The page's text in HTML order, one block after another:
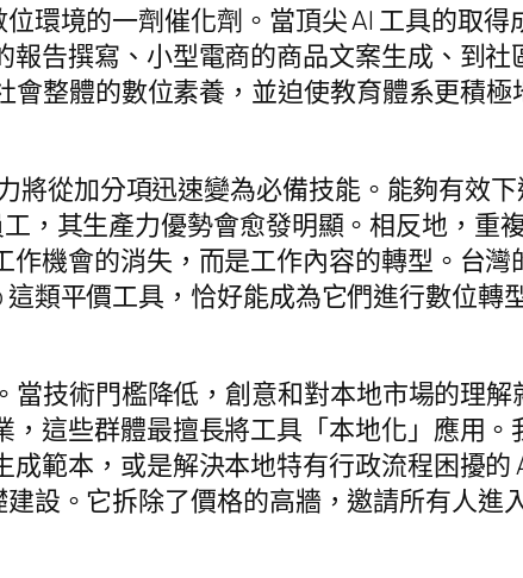
環境的一劑催化劑。當頂尖 AI 工具的取
告撰寫、小型電商的商品文案生成、到
整體的數位素養，並迫使教育體系更積極
將從加分項迅速變為必備技能。能夠有效
，其生產力優勢會愈發明顯。相反地，重
機會的消失，而是工作內容的轉型。台
類平價工具，恰好能成為它們進行數位轉
技術門檻降低，創意和對本地市場的理
這些群體最擅長將工具「本地化」應用
範本，或是解決本地特有行政流程困擾的
設。它拆除了價格的高牆，邀請所有人進